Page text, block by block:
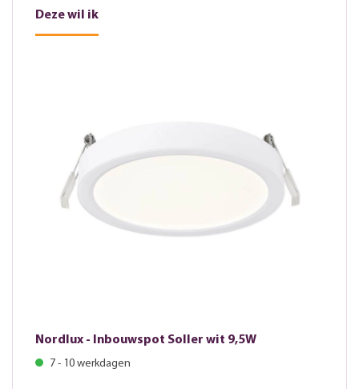
Deze wil ik
Nordlux - Inbouwspot Soller wit 9,5W
7 - 10 werkdagen